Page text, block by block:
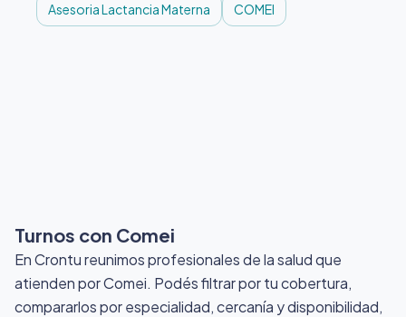
Asesoria Lactancia Materna
COMEI
Turnos con Comei
En Crontu reunimos profesionales de la salud que
atienden por Comei. Podés filtrar por tu cobertura,
compararlos por especialidad, cercanía y disponibilidad,